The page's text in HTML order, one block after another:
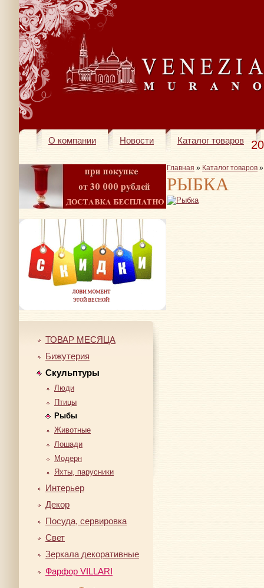
О компании Новости Каталог товаров
ТОВАР МЕСЯЦА
Бижутерия
Скульптуры
Люди
Птицы
Рыбы
Животные
Лошади
Модерн
Яхты, парусники
Интерьер
Декор
Посуда, сервировка
Свет
Зеркала декоративные
Фарфор VILLARI
Главная » Каталог товаров
РЫБКА